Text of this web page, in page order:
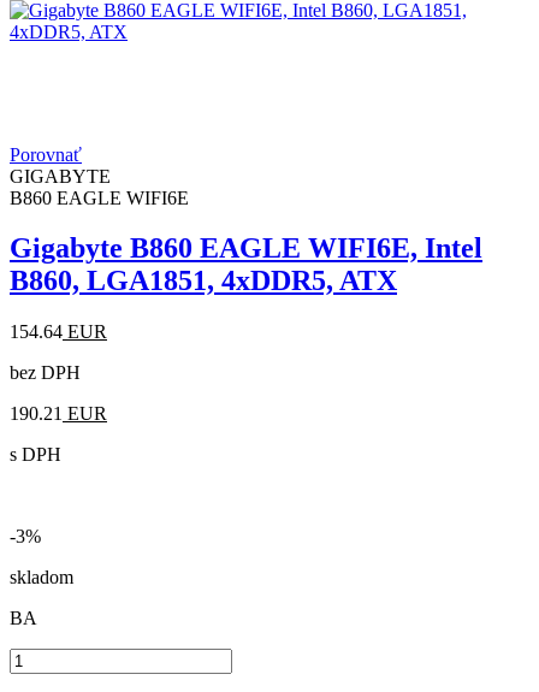
Porovnať
GIGABYTE
B860 EAGLE WIFI6E
Gigabyte B860 EAGLE WIFI6E, Intel
B860, LGA1851, 4xDDR5, ATX
154.64 EUR
bez DPH
190.21 EUR
s DPH
-3%
skladom
BA